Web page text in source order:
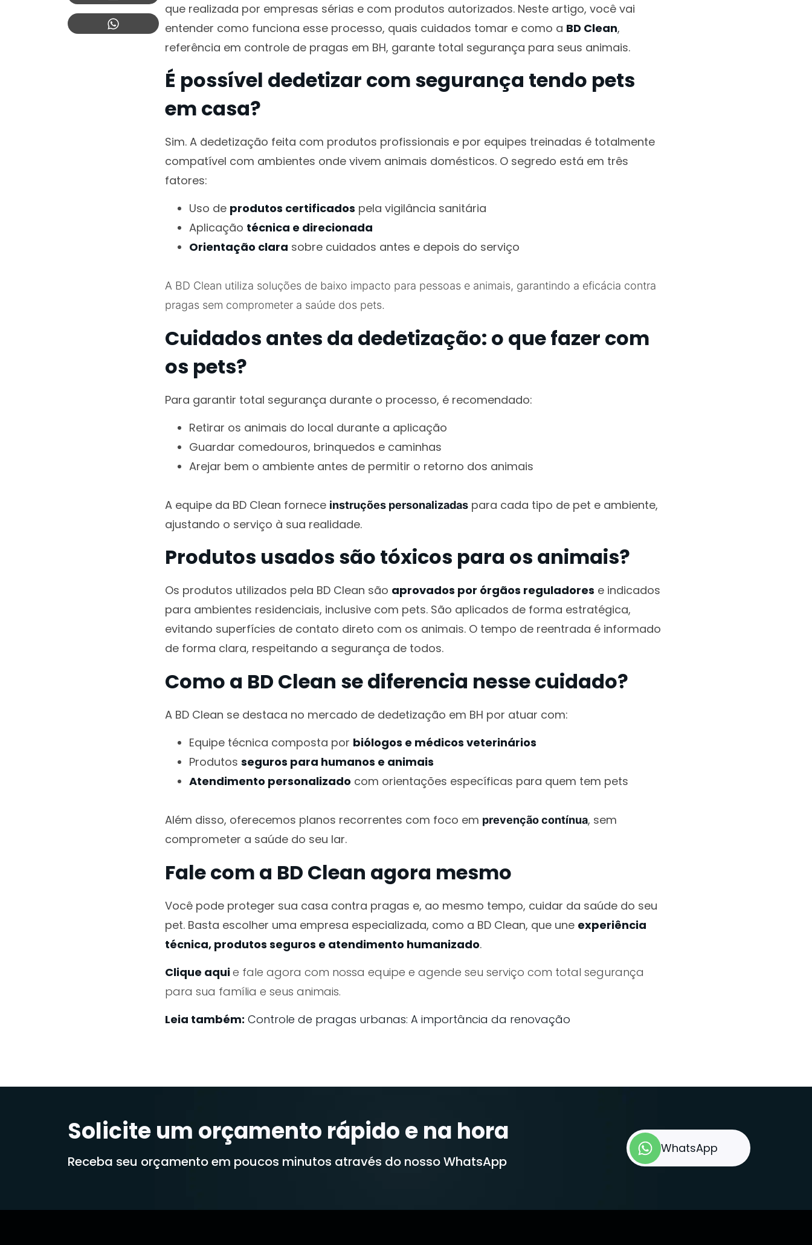
que realizada por empresas sérias e com produtos autorizados. Neste artigo, você vai
entender como funciona esse processo, quais cuidados tomar e como a BD Clean,
referência em controle de pragas em BH, garante total segurança para seus animais.
É possível dedetizar com segurança tendo pets
em casa?
Sim. A dedetização feita com produtos profissionais e por equipes treinadas é totalmente
compatível com ambientes onde vivem animais domésticos. O segredo está em três
fatores:
Uso de produtos certificados pela vigilância sanitária
Aplicação técnica e direcionada
Orientação clara sobre cuidados antes e depois do serviço
A BD Clean utiliza soluções de baixo impacto para pessoas e animais, garantindo a eficácia contra
pragas sem comprometer a saúde dos pets.
Cuidados antes da dedetização: o que fazer com
os pets?
Para garantir total segurança durante o processo, é recomendado:
Retirar os animais do local durante a aplicação
Guardar comedouros, brinquedos e caminhas
Arejar bem o ambiente antes de permitir o retorno dos animais
A equipe da BD Clean fornece instruções personalizadas para cada tipo de pet e ambiente,
ajustando o serviço à sua realidade.
Produtos usados são tóxicos para os animais?
Os produtos utilizados pela BD Clean são aprovados por órgãos reguladores e indicados
para ambientes residenciais, inclusive com pets. São aplicados de forma estratégica,
evitando superfícies de contato direto com os animais. O tempo de reentrada é informado
de forma clara, respeitando a segurança de todos.
Como a BD Clean se diferencia nesse cuidado?
A BD Clean se destaca no mercado de dedetização em BH por atuar com:
Equipe técnica composta por biólogos e médicos veterinários
Produtos seguros para humanos e animais
Atendimento personalizado com orientações específicas para quem tem pets
Além disso, oferecemos planos recorrentes com foco em prevenção contínua, sem
comprometer a saúde do seu lar.
Fale com a BD Clean agora mesmo
Você pode proteger sua casa contra pragas e, ao mesmo tempo, cuidar da saúde do seu
pet. Basta escolher uma empresa especializada, como a BD Clean, que une experiência
técnica, produtos seguros e atendimento humanizado.
Clique aquie fale agora com nossa equipe e agende seu serviço com total segurança
para sua família e seus animais.
Leia também: Controle de pragas urbanas: A importância da renovação
Solicite um orçamento rápido e na hora
Receba seu orçamento em poucos minutos através do nosso WhatsApp
WhatsApp